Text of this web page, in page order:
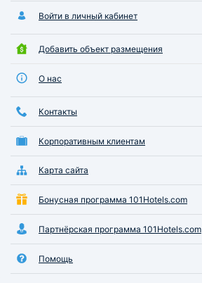
Войти в личный кабинет
Добавить объект размещения
О нас
Контакты
Корпоративным клиентам
Карта сайта
Бонусная программа 101Hotels.com
Партнёрская программа 101Hotels.com
Помощь